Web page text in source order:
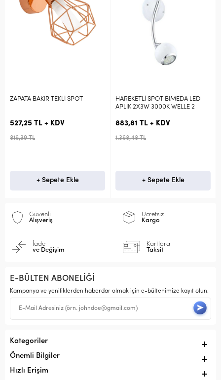
BAKIR TEKLİ SPOT
TL + KDV
+ Sepete Ekle
HAREKETLİ SPOT BIMEDA LED
APLİK 2X3W 3000K WELLE 2
883,81 TL + KDV
1.368,48 TL
+ Sepete Ekle
GONARO
Güvenli
Alışveriş
Ücretsiz
Kargo
İade
ve Değişim
Kartlara
Taksit
E-BÜLTEN ABONELİĞİ
Kampanya ve yeniliklerden haberdar olmak için e-bültenimize kayıt olun.
Kategoriler
Önemli Bilgiler
Hızlı Erişim